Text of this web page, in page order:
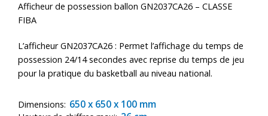
Afficheur de possession ballon GN2037CA26 – CLASSE
FIBA
L’afficheur GN2037CA26 : Permet l’affichage du temps de
possession 24/14 secondes avec reprise du temps de jeu
pour la pratique du basketball au niveau national.
Dimensions: 650 x 650 x 100 mm